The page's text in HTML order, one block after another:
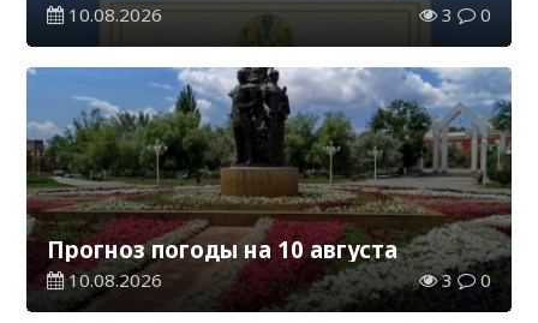
10.08.2026 3 0
Прогноз погоды на 10 августа
10.08.2026 3 0